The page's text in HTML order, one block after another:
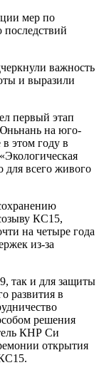
мер по
важность
и выразили
первый этап
на юго-
этом году в
для всего живого
КС15,
на четыре года
из-за
так и для защиты
развития в
решения
КНР Си
открытия